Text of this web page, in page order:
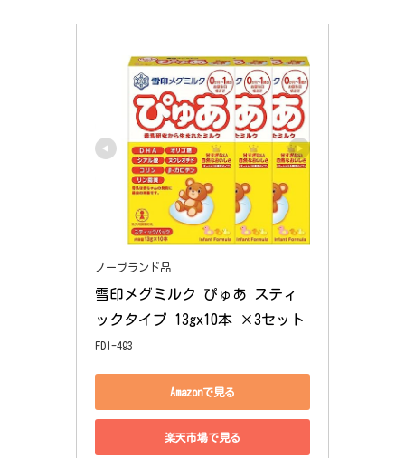
ノーブランド品
雪印メグミルク ぴゅあ スティ
ックタイプ 13gx10本 ×3セット
FDI-493
Amazonで見る
楽天市場で見る